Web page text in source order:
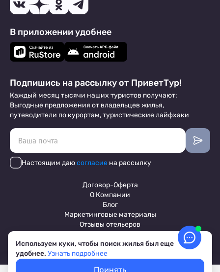
В приложении удобнее
Подпишись на рассылку от ПриветТур!
Каждый месяц тысячи наших туристов получают:
Выгодные предложения от владельцев жилья,
путеводители по курортам, туристические лайфхаки
Настоящим даюсогласие на рассылку
Договор-Оферта
О Компании
Блог
Маркетинговые материалы
Отзывы отельеров
Пользовательское соглашение
Обработка персональных данных
Используем куки, чтобы поиск жилья был еще
удобнее. Узнать подробнее
Принять